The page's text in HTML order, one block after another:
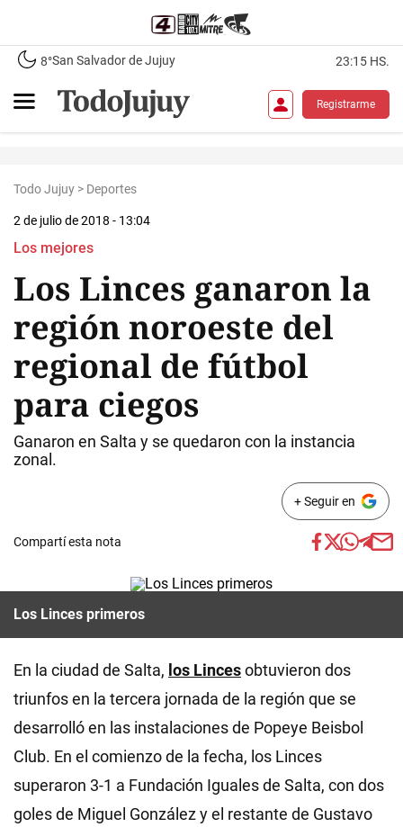
8°San Salvador de Jujuy 23:15 HS.
Registrarme
Todo Jujuy > Deportes
2 de julio de 2018 - 13:04
Los mejores
Los Linces ganaron la
región noroeste del
regional de fútbol
para ciegos
Ganaron en Salta y se quedaron con la instancia
zonal.
+ Seguir en
Compartí esta nota
Los Linces primeros
En la ciudad de Salta, los Lincesobtuvieron dos
triunfos en la tercera jornada de la región que se
desarrolló en las instalaciones de Popeye Beisbol
Club. En el comienzo de la fecha, los Linces
superaron 3-1 a Fundación Iguales de Salta, con dos
goles de Miguel González y el restante de Gustavo